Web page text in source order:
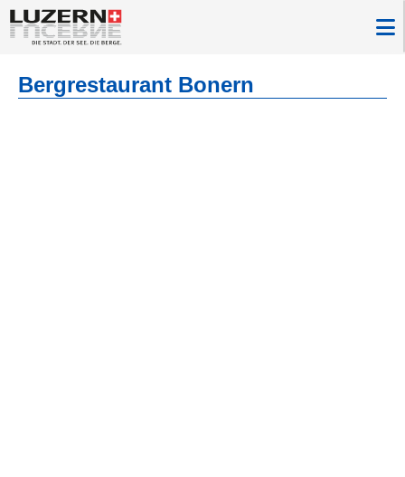
Bergrestaurant Bonern